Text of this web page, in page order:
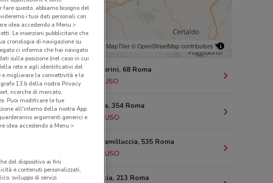
© MapTiler© OpenStreetMap contributors
Via G. Calderini, 68 Roma
952 m
CHIUSO
Via Flaminia, 354 Roma
1.2 km
CHIUSO
Via Della Camilluccia, 535 Roma
CHIUSO
Corso Francia, 213 Roma
questo, abbiamo bisogno del
i tuoi dati personali con
idea accedendo a Menu >
Le inserzioni pubblicitarie che
cronologia di navigazione su
ci informa che hai navigato
sulla posizione (nel caso in cui
rete e agli identificativi del
e migliorare la connettività e le
13.b della nostra Privacy
ricerche di mercato,
Puoi modificare le tue
all'interno della nostra App.
argomenti generici e
idea accedendo a Menu >
del dispositivo ai fini
e contenuti personalizzati,
sviluppo di servizi.